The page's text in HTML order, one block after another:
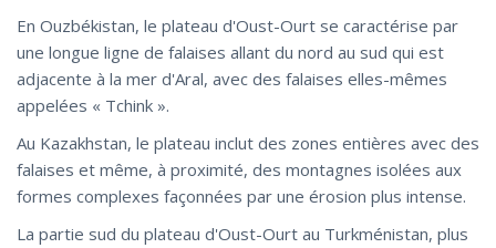
En Ouzbékistan, le plateau d'Oust-Ourt se caractérise par
une longue ligne de falaises allant du nord au sud qui est
adjacente à la mer d'Aral, avec des falaises elles-mêmes
appelées « Tchink ».
Au Kazakhstan, le plateau inclut des zones entières avec des
falaises et même, à proximité, des montagnes isolées aux
formes complexes façonnées par une érosion plus intense.
La partie sud du plateau d'Oust-Ourt au Turkménistan, plus